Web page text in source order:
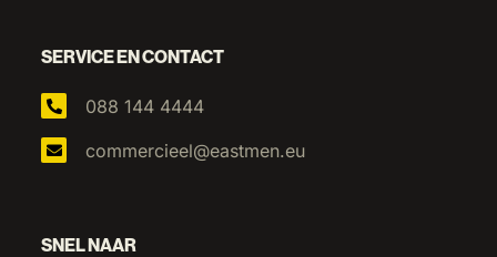
SERVICE EN CONTACT
088 144 4444
commercieel@eastmen.eu
SNEL NAAR